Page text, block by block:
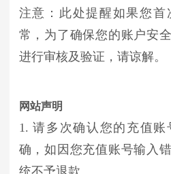
注意：此处提醒如果您
常，为了确保您的账户安
进行审核及验证，请谅解。
网站声明
1. 请多次确认您的充值
确，如因您充值账号输入
统不予退款。